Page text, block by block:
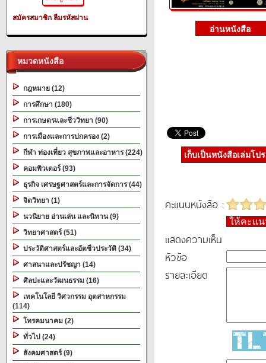
สมัครสมาชิก ลืมรหัสผ่าน
หมวดหนังสือ
กฎหมาย (12)
การศึกษา (180)
การเกษตรและชีววิทยา (90)
การเมืองและการปกครอง (2)
กีฬา ท่องเที่ยว สุขภาพและอาหาร (224)
คอมพิวเตอร์ (93)
ธุรกิจ เศรษฐศาสตร์และการจัดการ (44)
จิตวิทยา (1)
นวนิยาย อ่านเล่น และนิทาน (9)
วิทยาศาสตร์ (51)
ประวัติศาสตร์และอัตชีวประวัติ (34)
ศาสนาและปรัชญา (14)
ศิลปะและวัฒนธรรม (16)
เทคโนโลยี วิศวกรรม อุตสาหกรรม
(114)
โทรคมนาคม (2)
ทั่วไป (24)
สังคมศาสตร์ (9)
เก็บเป็นหนังสือเล่มโป
คะแนนหนังสือ :
ให้คะแ
แสดงความเห็น
หัวข้อ
รายละเอียด